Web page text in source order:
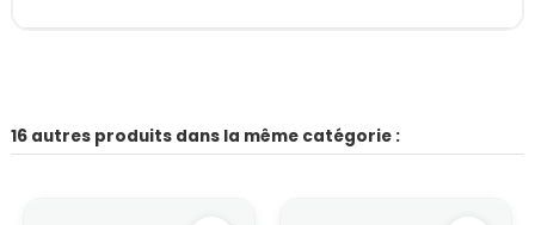
16 autres produits dans la même catégorie :